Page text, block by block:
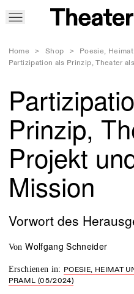
Home > Shop > Poesie,
Partizipation als Prinzip, Theater
Prinzip,
Projekt
Mission
Vorwort des
von Wolfgang Schneider
Erschienen in: POESIE, HEIMAT
PRAML (05/2024)